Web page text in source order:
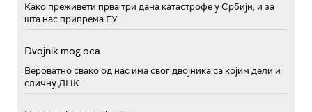
Како преживети прва три дана катастрофе у Србији, и за
шта нас припрема ЕУ
Dvojnik mog oca
Вероватно свако од нас има свог двојника са којим дели и
сличну ДНК